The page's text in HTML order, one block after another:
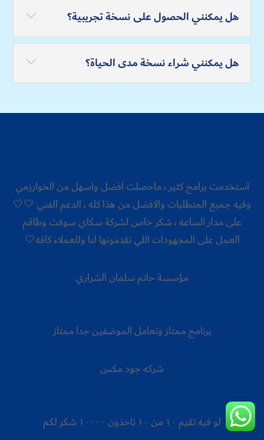
هل يمكنني الحصول على نسخة تجريبية؟
هل يمكنني شراء نسخة مدى الحياة؟
استخدمت برامج كثير ، ماحصلت افضل واسهل من الخوارزمي
وفيه جميع المتطلبات والافضل من هذا كله ، الدعم الفني 🤍🤍
على مدار الساعه ، شكر خاص لشركة سكاي سوفت وطاقم
العمل على المجهودات اللي تقدمونها لنا وللعملاء كافه🤍
مؤسسة حاتم سلمان الشراري
برنامج ممتاز وتعامل الموضفين جدا ممتاز
شركه جود مكس
لو فيه تقيم ١٠ من ١٠ تاخذون ١٠٠٠٠ شكر لكم